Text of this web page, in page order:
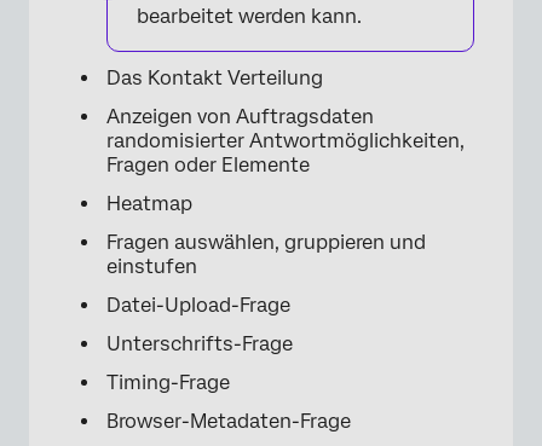
×
bearbeitet werden kann.
Das Kontakt Verteilung
Anzeigen von Auftragsdaten
randomisierter Antwortmöglichkeiten,
Fragen oder Elemente
Heatmap
Fragen auswählen, gruppieren und
einstufen
Datei-Upload-Frage
Unterschrifts-Frage
Timing-Frage
Browser-Metadaten-Frage